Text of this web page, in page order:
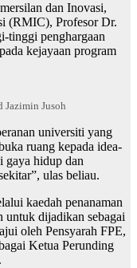
dan Inovasi,
(RMIC), Profesor Dr.
tinggi penghargaan
kejayaan program
Jazimin Jusoh
universiti yang
ruang kepada idea-
gaya hidup dan
ulas beliau.
kaedah penanaman
untuk dijadikan sebagai
oleh Pensyarah FPE,
Ketua Perunding